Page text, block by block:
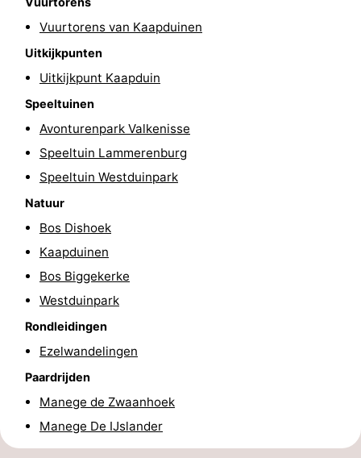
Natuur
Oosterschelde
Haamstede
Natuur
van
Schouwen
Walcheren
Veere
Natuur
Oranjezon
Oostkapelle
Natuur
Mantelingen
Domburg
Westkapelle
Natuur
Vuurtorens van Kaapduinen
Uitkijkpunten
Uitkijkpunt Kaapduin
Speeltuinen
Avonturenpark Valkenisse
Speeltuin Lammerenburg
Speeltuin Westduinpark
Natuur
Bos Dishoek
Kaapduinen
Bos Biggekerke
Westduinpark
Rondleidingen
Ezelwandelingen
Paardrijden
Manege de Zwaanhoek
Manege De IJslander